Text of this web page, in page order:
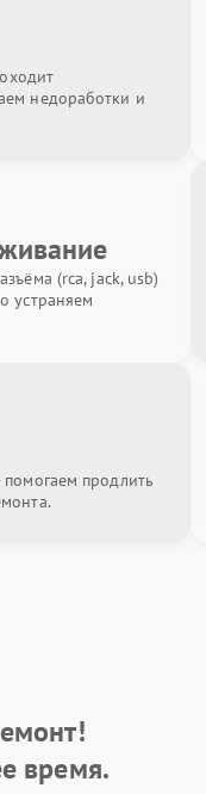
недоработки и
(rca, jack, usb)
устраняем
продлить
время.